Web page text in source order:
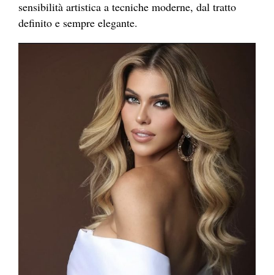
sensibilità artistica a tecniche moderne, dal tratto
definito e sempre elegante.